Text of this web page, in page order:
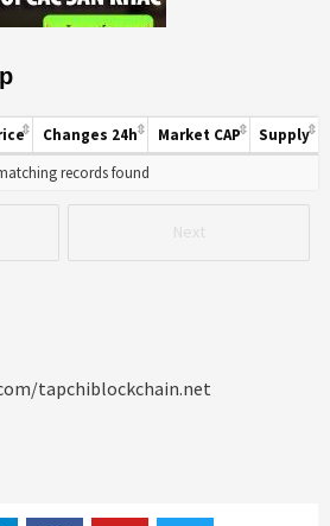
Next
Changes 24h Market CAP
Supply
records found
tapchiblockchain.net